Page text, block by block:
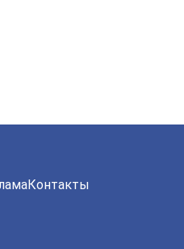
Контакты